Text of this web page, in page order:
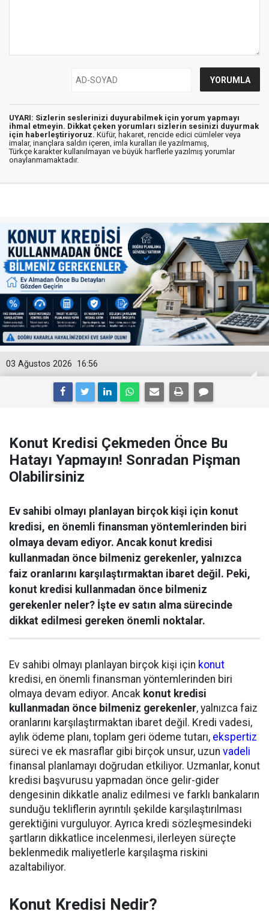
UYARI: Sizlerin seslerinizi duyurabilmek için yorum yapmayı
ihmal etmeyin. Dikkat çeken yorumları sizlerin sesinizi duyurmak
için haberleştiriyoruz. Küfür, hakaret, rencide edici cümleler veya
imalar, inançlara saldırı içeren, imla kuralları ile yazılmamış,
Türkçe karakter kullanılmayan ve büyük harflerle yazılmış yorumlar
onaylanmamaktadır.
16:56
03 Ağustos 2026
Konut Kredisi Çekmeden Önce Bu
Hatayı Yapmayın! Sonradan Pişman
Olabilirsiniz
Ev sahibi olmayı planlayan birçok kişi için konut
kredisi, en önemli finansman yöntemlerinden biri
olmaya devam ediyor. Ancak konut kredisi
kullanmadan önce bilmeniz gerekenler, yalnızca
faiz oranlarını karşılaştırmaktan ibaret değil. Peki,
konut kredisi kullanmadan önce bilmeniz
gerekenler neler? İşte ev satın alma sürecinde
dikkat edilmesi gereken önemli noktalar.
Ev sahibi olmayı planlayan birçok kişi için konut
kredisi, en önemli finansman yöntemlerinden biri
olmaya devam ediyor. Ancak konut kredisi
kullanmadan önce bilmeniz gerekenler, yalnızca faiz
oranlarını karşılaştırmaktan ibaret değil. Kredi vadesi,
aylık ödeme planı, toplam geri ödeme tutarı, ekspertiz
süreci ve ek masraflar gibi birçok unsur, uzun vadeli
finansal planlamayı doğrudan etkiliyor. Uzmanlar, konut
kredisi başvurusu yapmadan önce gelir-gider
dengesinin dikkatle analiz edilmesi ve farklı bankaların
sunduğu tekliflerin ayrıntılı şekilde karşılaştırılması
gerektiğini vurguluyor. Ayrıca kredi sözleşmesindeki
şartların dikkatlice incelenmesi, ilerleyen süreçte
beklenmedik maliyetlerle karşılaşma riskini
azaltabiliyor.
Konut Kredisi Nedir?